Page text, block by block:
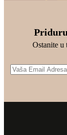
Ostanite u